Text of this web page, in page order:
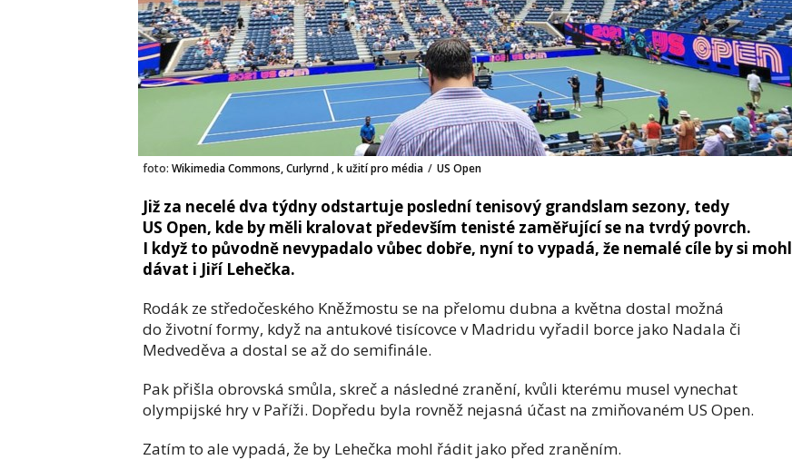
foto: Wikimedia Commons, Curlyrnd , k užití pro média / US Open
Již za necelé dva týdny odstartuje poslední tenisový grandslam sezony, tedy
US Open, kde by měli kralovat především tenisté zaměřující se na tvrdý povrch.
I když to původně nevypadalo vůbec dobře, nyní to vypadá, že nemalé cíle by si mohl
dávat i Jiří Lehečka.
Rodák ze středočeského Kněžmostu se na přelomu dubna a května dostal možná
do životní formy, když na antukové tisícovce v Madridu vyřadil borce jako Nadala či
Medveděva a dostal se až do semifinále.
Pak přišla obrovská smůla, skreč a následné zranění, kvůli kterému musel vynechat
olympijské hry v Paříži. Dopředu byla rovněž nejasná účast na zmiňovaném US Open.
Zatím to ale vypadá, že by Lehečka mohl řádit jako před zraněním.